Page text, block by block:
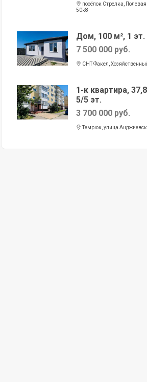
посёлок Стрелка, Полевая
50к8
Дом, 100 м², 1 эт.
7 500 000 руб.
СНТ Факел,
1-к квартира,
5/5 эт.
3 700 000 руб.
Темрюк, улица